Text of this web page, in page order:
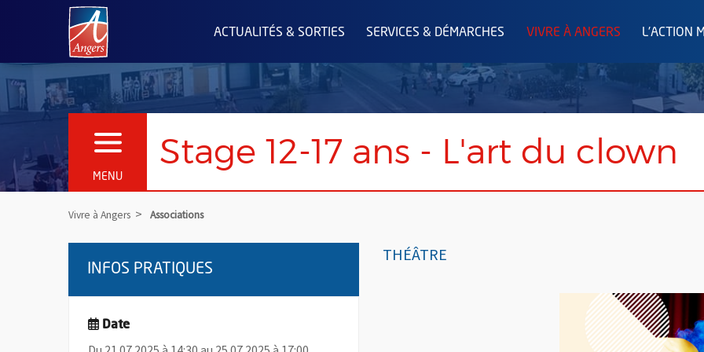
Angers.fr : Retour à l'accueil
ACTUALITÉS & SORTIES SERVICES & DÉMARCHES VIVRE À ANGERS L'ACTION
MENU
OUVRIR LE MENU Stage 12-17 ans - L'art du clown
Vivre à Angers Associations
THÉÂTRE
INFOS PRATIQUES
Date